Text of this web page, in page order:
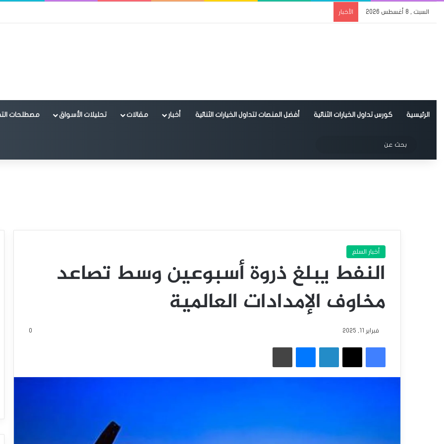
السبت , 8 أغسطس 2026 الأخبار
الرئيسية كورس تداول الخيارات الثنائية أفضل المنصات لتداول الخيارات الثنائية أخبار مقالات تحليلات الأسواق مصطلحات
الوضع المظلم
عن
أخبار السلع
النفط يبلغ ذروة أسبوعين وسط تصاعد
مخاوف الإمدادات العالمية
فبراير 11, 2025 0
فيسبوك
‫X لينكدإن ماسنجر طباعة